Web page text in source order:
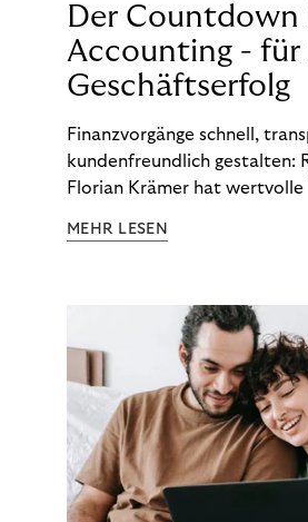
Der Countdown
Accounting - für
Geschäftserfolg
Finanzvorgänge schnell,
kundenfreundlich gestalten:
Florian Krämer hat
möchten.
MEHR LESEN